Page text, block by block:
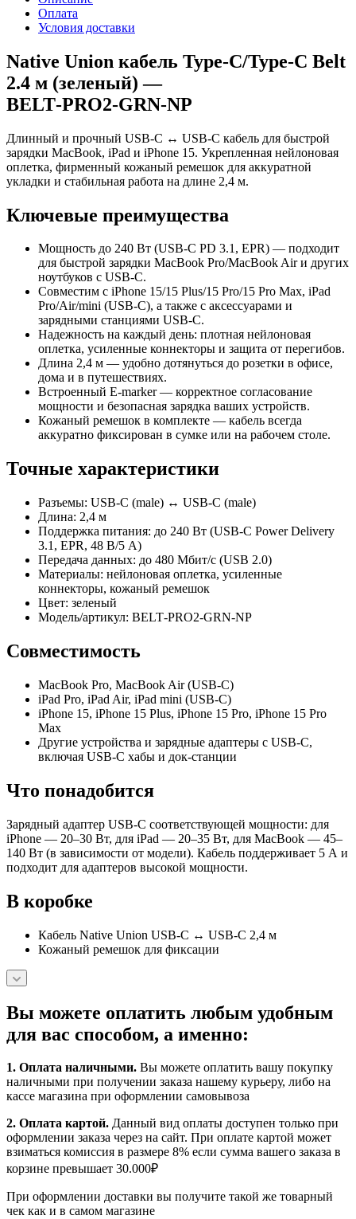
Оплата
Условия доставки
Native Union кабель Type‑C/Type‑C Belt
2.4 м (зеленый) —
BELT‑PRO2‑GRN‑NP
Длинный и прочный USB‑C ↔ USB‑C кабель для быстрой
зарядки MacBook, iPad и iPhone 15. Укрепленная нейлоновая
оплетка, фирменный кожаный ремешок для аккуратной
укладки и стабильная работа на длине 2,4 м.
Ключевые преимущества
Мощность до 240 Вт (USB‑C PD 3.1, EPR) — подходит
для быстрой зарядки MacBook Pro/MacBook Air и других
ноутбуков с USB‑C.
Совместим с iPhone 15/15 Plus/15 Pro/15 Pro Max, iPad
Pro/Air/mini (USB‑C), а также с аксессуарами и
зарядными станциями USB‑C.
Надежность на каждый день: плотная нейлоновая
оплетка, усиленные коннекторы и защита от перегибов.
Длина 2,4 м — удобно дотянуться до розетки в офисе,
дома и в путешествиях.
Встроенный E‑marker — корректное согласование
мощности и безопасная зарядка ваших устройств.
Кожаный ремешок в комплекте — кабель всегда
аккуратно фиксирован в сумке или на рабочем столе.
Точные характеристики
Разъемы: USB‑C (male) ↔ USB‑C (male)
Длина: 2,4 м
Поддержка питания: до 240 Вт (USB‑C Power Delivery
3.1, EPR, 48 В/5 А)
Передача данных: до 480 Мбит/с (USB 2.0)
Материалы: нейлоновая оплетка, усиленные
коннекторы, кожаный ремешок
Цвет: зеленый
Модель/артикул: BELT‑PRO2‑GRN‑NP
Совместимость
MacBook Pro, MacBook Air (USB‑C)
iPad Pro, iPad Air, iPad mini (USB‑C)
iPhone 15, iPhone 15 Plus, iPhone 15 Pro, iPhone 15 Pro
Max
Другие устройства и зарядные адаптеры с USB‑C,
включая USB‑C хабы и док‑станции
Что понадобится
Зарядный адаптер USB‑C соответствующей мощности: для
iPhone — 20–30 Вт, для iPad — 20–35 Вт, для MacBook — 45–
140 Вт (в зависимости от модели). Кабель поддерживает 5 А и
подходит для адаптеров высокой мощности.
В коробке
Кабель Native Union USB‑C ↔ USB‑C 2,4 м
Кожаный ремешок для фиксации
Вы можете оплатить любым удобным
для вас способом, а именно:
1. Оплата наличными. Вы можете оплатить вашу покупку
наличными при получении заказа нашему курьеру, либо на
кассе магазина при оформлении самовывоза
2. Оплата картой. Данный вид оплаты доступен только при
оформлении заказа через на сайт. При оплате картой может
взиматься комиссия в размере 8% если сумма вашего заказа в
корзине превышает 30.000₽
При оформлении доставки вы получите такой же товарный
чек как и в самом магазине